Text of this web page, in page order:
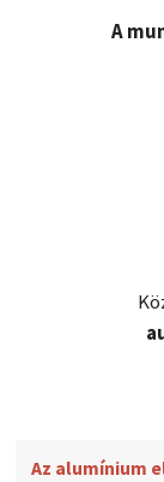
A
Az alumínium